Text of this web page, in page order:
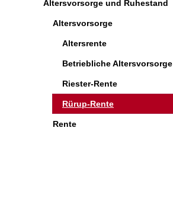
Altersvorsorge und Ruhestand
Altersvorsorge
Altersrente
Betriebliche Altersvorsorge
Riester-Rente
Rürup-Rente
Rente